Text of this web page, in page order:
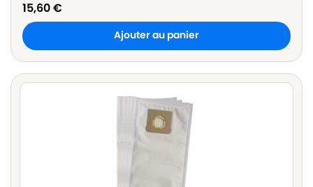
15,60€
Ajouter au panier